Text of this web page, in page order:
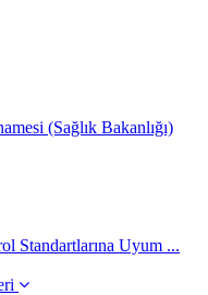
(Sağlık Bakanlığı)
Standartlarına Uyum ...